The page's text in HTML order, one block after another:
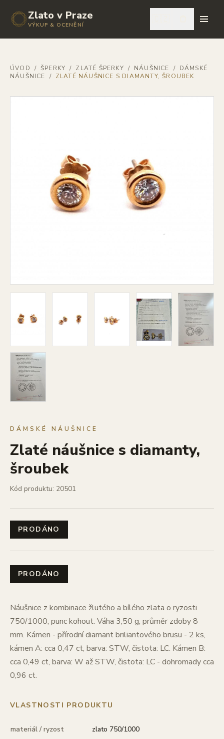
Zlato v Praze
VÝKUP & OCENĚNÍ
ÚVOD / ŠPERKY / ZLATÉ ŠPERKY / NÁUŠNICE / DÁMSKÉ
NÁUŠNICE
/ ZLATÉ NÁUŠNICE S DIAMANTY, ŠROUBEK
DÁMSKÉ NÁUŠNICE
Zlaté náušnice s diamanty,
šroubek
Kód produktu: 20501
PRODÁNO
PRODÁNO
Náušnice z kombinace žlutého a bílého zlata o ryzosti
750/1000, punc kohout. Váha 3,50 g, průměr zdoby 8
mm. Kámen - přírodní diamant briliantového brusu - 2 ks,
kámen A: cca 0,47 ct, barva: STW, čistota: LC. Kámen B:
cca 0,49 ct, barva: W až STW, čistota: LC - dohromady cca
0,96 ct.
VLASTNOSTI PRODUKTU
materiál / ryzost zlato 750/1000